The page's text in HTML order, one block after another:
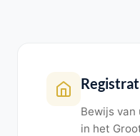
Bewijs
in het